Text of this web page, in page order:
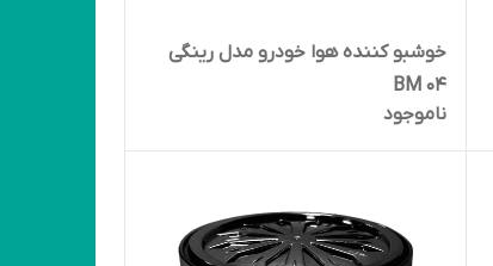
خوشبو کننده هوا خودرو مدل رینگی
04 BM
ناموجود